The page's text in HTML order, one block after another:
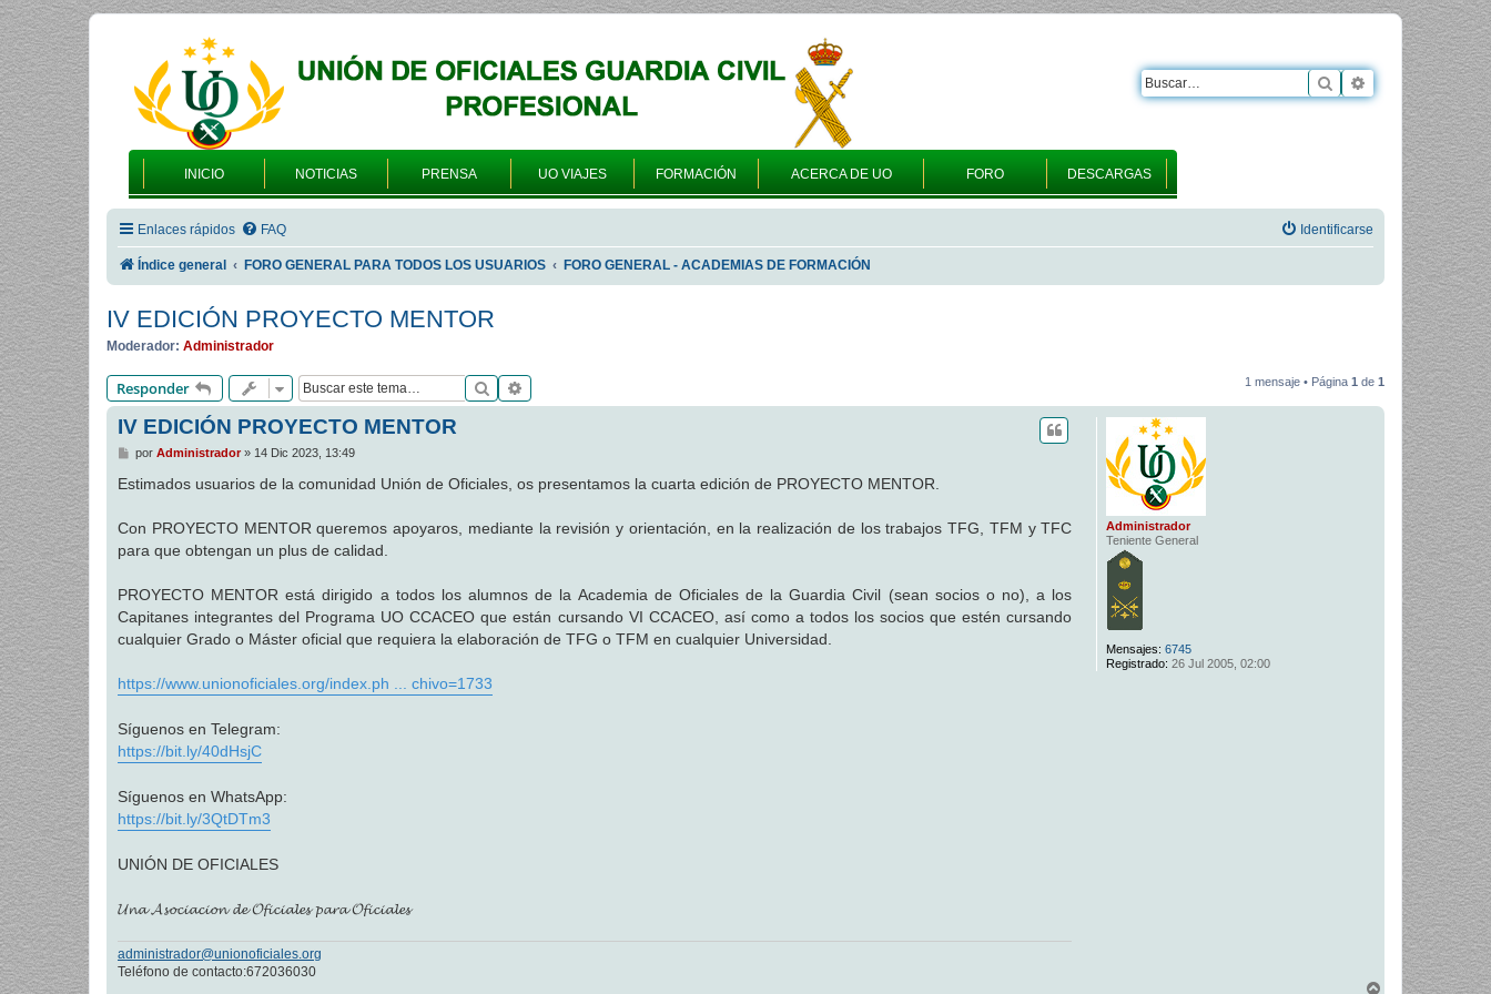
INICIO NOTICIAS PRENSA UO VIAJES FORMACIÓN ACERCA DE UO FORO DESCARGAS
Buscar Búsqueda
Enlaces rápidos FAQ Identificarse
Índice general FORO GENERAL PARA TODOS LOS USUARIOS FORO GENERAL - ACADEMIAS DE FORMACIÓN
IV EDICIÓN PROYECTO MENTOR
Moderador: Administrador
Responder Buscar 1 mensaje • Página 1 de 1
Administrador
Teniente General
Mensajes: 6745
Registrado: 26 Jul 2005, 02:00
IV EDICIÓN PROYECTO MENTOR
M
n
j
e
por Administrador» 14 Dic 2023, 13:49
Estimados usuarios de la comunidad Unión de Oficiales, os presentamos la cuarta edición de PROYECTO MENTOR.
Con PROYECTO MENTOR queremos apoyaros, mediante la revisión y orientación, en la realización de los trabajos TFG, TFM y TFC
para que obtengan un plus de calidad.
PROYECTO MENTOR está dirigido a todos los alumnos de la Academia de Oficiales de la Guardia Civil (sean socios o no), a los
Capitanes integrantes del Programa UO CCACEO que están cursando VI CCACEO, así como a todos los socios que estén cursando
cualquier Grado o Máster oficial que requiera la elaboración de TFG o TFM en cualquier Universidad.
https://www.unionoficiales.org/index.ph ... chivo=1733
Síguenos en Telegram:
https://bit.ly/40dHsjC
Síguenos en WhatsApp:
https://bit.ly/3QtDTm3
UNIÓN DE OFICIALES
𝓤𝓷𝓪 𝓐𝓼𝓸𝓬𝓲𝓪𝓬𝓲𝓸𝓷 𝓭𝓮 𝓞𝓯𝓲𝓬𝓲𝓪𝓵𝓮𝓼 𝓹𝓪𝓻𝓪 𝓞𝓯𝓲𝓬𝓲𝓪𝓵𝓮𝓼
administrador@unionoficiales.org
Teléfono de contacto:672036030